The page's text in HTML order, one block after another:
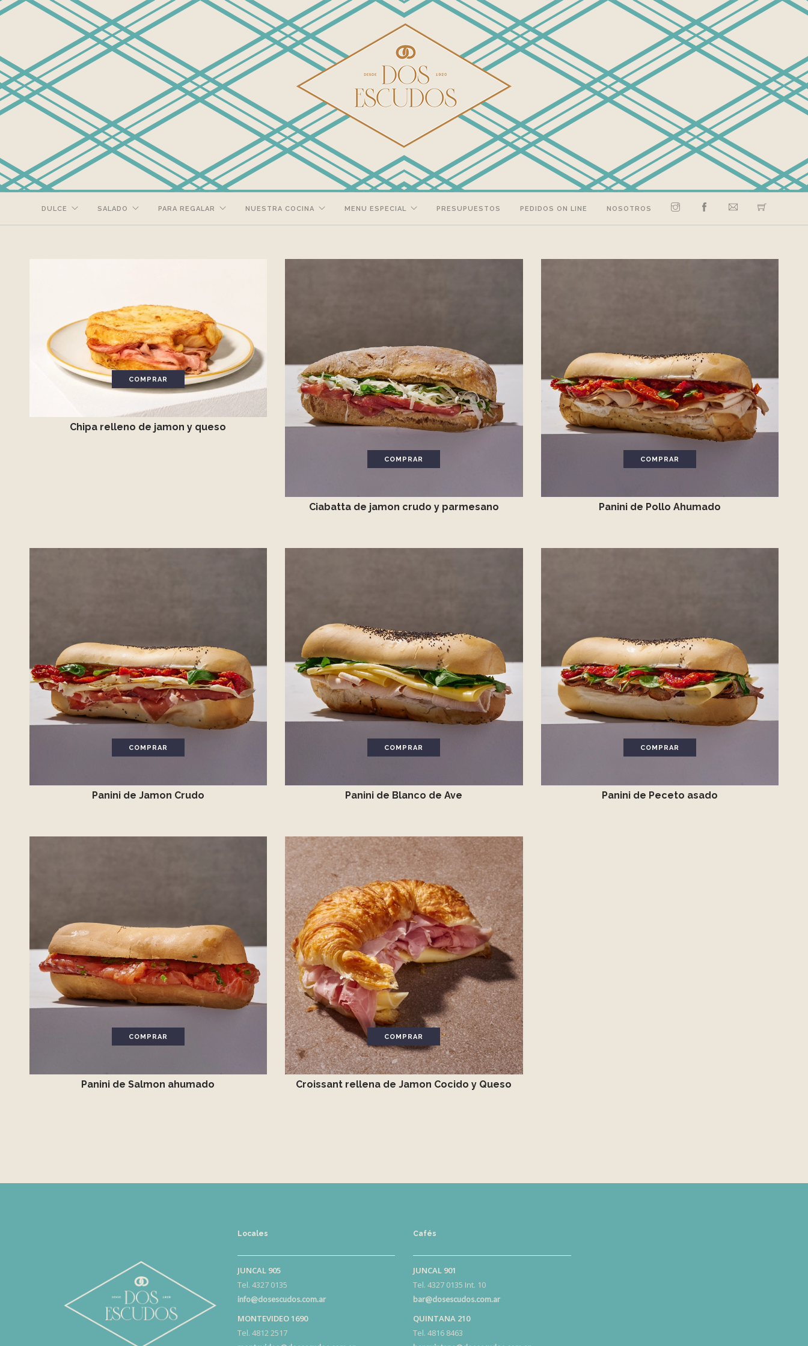
DULCE SALADO PARA REGALAR NUESTRA COCINA MENU ESPECIAL PRESUPUESTOS PEDIDOS ON LINE NOSOTROS
COMPRAR
Chipa relleno de jamon y queso
COMPRAR
Ciabatta de jamon crudo y parmesano
COMPRAR
Panini de Pollo Ahumado
COMPRAR
Panini de Jamon Crudo
COMPRAR
Panini de Blanco de Ave
COMPRAR
Panini de Peceto asado
COMPRAR
Panini de Salmon ahumado
COMPRAR
Croissant rellena de Jamon Cocido y Queso
Locales
JUNCAL 905
Tel. 4327 0135
info@dosescudos.com.ar
MONTEVIDEO 1690
Tel. 4812 2517
Cafés
JUNCAL 901
Tel. 4327 0135 Int. 10
bar@dosescudos.com.ar
QUINTANA 210
Tel. 4816 8463